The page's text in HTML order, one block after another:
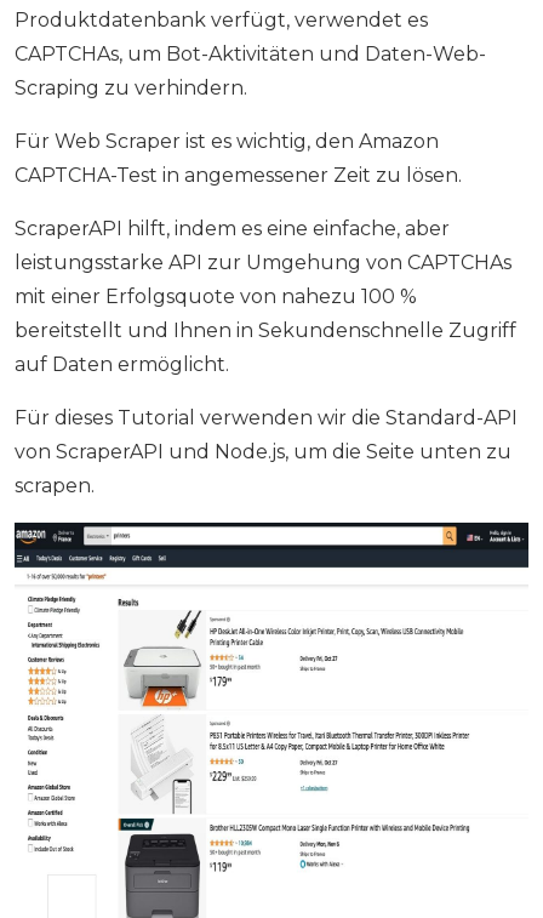
Produktdatenbank verfügt, verwendet es
CAPTCHAs, um Bot-Aktivitäten und Daten-Web-
Scraping zu verhindern.
Für Web Scraper ist es wichtig, den Amazon
CAPTCHA-Test in angemessener Zeit zu lösen.
ScraperAPI hilft, indem es eine einfache, aber
leistungsstarke API zur Umgehung von CAPTCHAs
mit einer Erfolgsquote von nahezu 100 %
bereitstellt und Ihnen in Sekundenschnelle Zugriff
auf Daten ermöglicht.
Für dieses Tutorial verwenden wir die Standard-API
von ScraperAPI und Node.js, um die Seite unten zu
scrapen.